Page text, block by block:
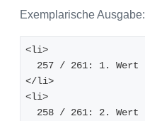
Exemplarische Ausgabe:
<li>
  257 / 261: 1. Wert
</li>
<li>
  258 / 261: 2. Wert